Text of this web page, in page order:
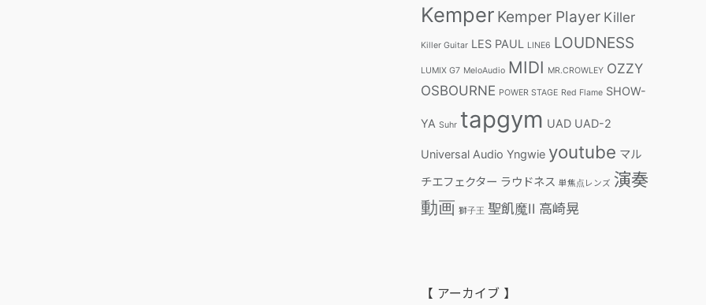
Kemper Kemper Player Killer
Killer Guitar LES PAUL LINE6 LOUDNESS
LUMIX G7 MeloAudio MIDI MR.CROWLEY OZZY
OSBOURNE POWER STAGE Red Flame SHOW-
YA Suhr tapgym UAD UAD-2
Universal Audio Yngwie youtube マル
チエフェクター ラウドネス 単焦点レンズ 演奏
動画 獅子王 聖飢魔II 高崎晃
【 アーカイブ 】